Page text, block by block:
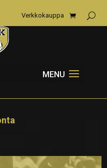
Verkkokauppa